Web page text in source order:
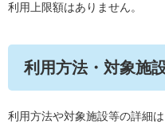
利用上限額はありません。
利用方法・対象施
利用方法や対象施設等の詳細